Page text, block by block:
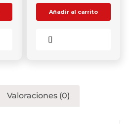
Añadir al carrito
Valoraciones (0)